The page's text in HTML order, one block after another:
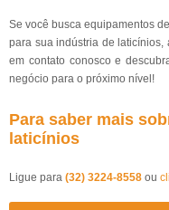
Se você busca equipamentos
para sua indústria de laticínios,
em contato conosco e
negócio para o próximo nível!
Para saber mais
laticínios
Ligue para (32) 3224-8558 ou